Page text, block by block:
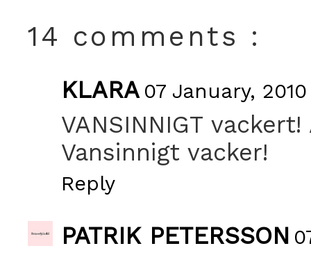
14 comments :
KLARA 07 January,
VANSINNIGT
Vansinnigt vacker!
Reply
PATRIK PETERSSON